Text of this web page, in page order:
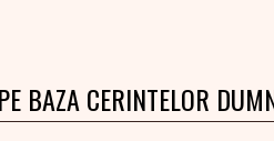
BAZA CERINTELOR